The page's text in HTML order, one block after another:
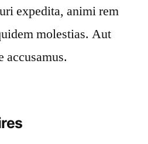
expedita, animi rem
molestias. Aut
accusamus.